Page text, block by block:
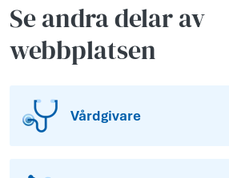
Se andra delar av
webbplatsen
Vårdgivare